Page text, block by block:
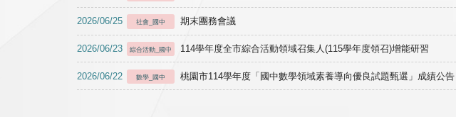
2026/06/25 社會_國中 期末團務會議
2026/06/23 綜合活動_國中 114學年度全市綜合活動領域召集人(115學年度領召)增能研習
2026/06/22 數學_國中 桃園市114學年度「國中數學領域素養導向優良試題甄選」成績公告